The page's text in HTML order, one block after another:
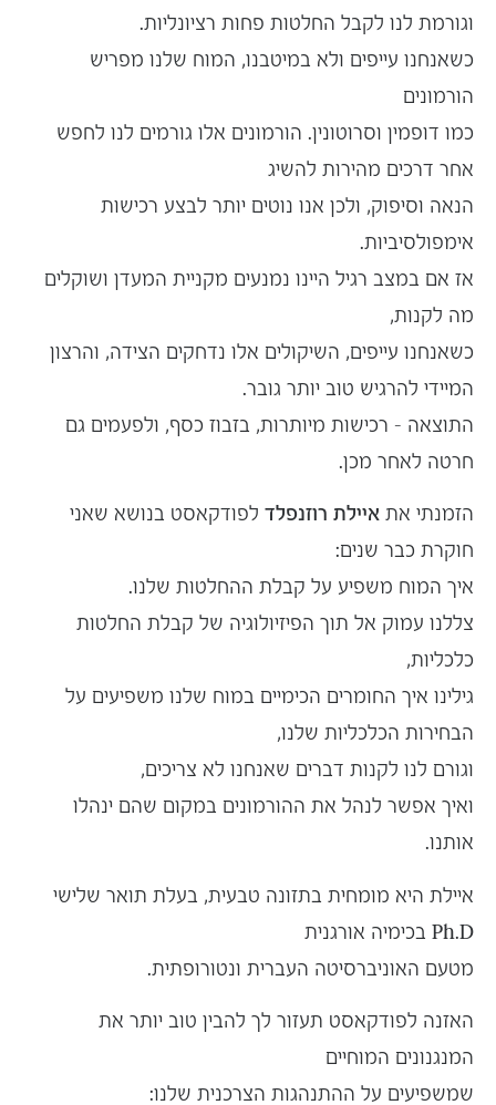
וגורמת לנו לקבל החלטות פחות רציונליות.
כשאנחנו עייפים ולא במיטבנו, המוח שלנו מפריש
הורמונים
כמו דופמין וסרוטונין. הורמונים אלו גורמים לנו לחפש
אחר דרכים מהירות להשיג
הנאה וסיפוק, ולכן אנו נוטים יותר לבצע רכישות
אימפולסיביות.
אז אם במצב רגיל היינו נמנעים מקניית המעדן ושוקלים
מה לקנות,
כשאנחנו עייפים, השיקולים אלו נדחקים הצידה, והרצון
המיידי להרגיש טוב יותר גובר.
התוצאה – רכישות מיותרות, בזבוז כסף, ולפעמים גם
חרטה לאחר מכן.
הזמנתי את איילת רוזנפלד לפודקאסט בנושא שאני
חוקרת כבר שנים:
איך המוח משפיע על קבלת ההחלטות שלנו.
צללנו עמוק אל תוך הפיזיולוגיה של קבלת החלטות
כלכליות,
גילינו איך החומרים הכימיים במוח שלנו משפיעים על
הבחירות הכלכליות שלנו,
וגורם לנו לקנות דברים שאנחנו לא צריכים,
ואיך אפשר לנהל את ההורמונים במקום שהם ינהלו
אותנו.
איילת היא מומחית בתזונה טבעית, בעלת תואר שלישי
Ph.D בכימיה אורגנית
מטעם האוניברסיטה העברית ונטורופתית.
האזנה לפודקאסט תעזור לך להבין טוב יותר את
המנגנונים המוחיים
שמשפיעים על ההתנהגות הצרכנית שלנו: